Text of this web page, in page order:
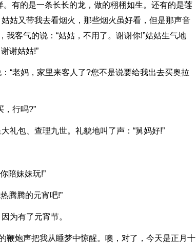
有的是一条长长的龙，做的栩栩如生。还有的是莲
姑又带我去看烟火，那些烟火虽好看，但是那声音
我客气的说：“姑姑，不用了。谢谢你!”姑姑生气地
谢姑姑!”
“老妈，家里来客人了?您不是说要给我出去买奥拉
，行吗?”
礼包、查理九世。礼貌地叫了声：“舅妈好!”
陪妹妹玩!”
腾腾的元宵吧!”
为有了元宵节。
炮声把我从睡梦中惊醒。噢，对了，今天是正月十